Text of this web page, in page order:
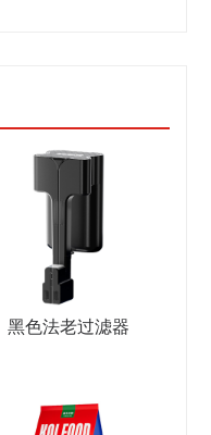
黑色法老过滤器